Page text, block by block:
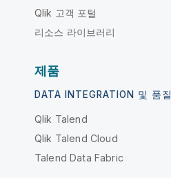
Qlik 고객 포털
리소스 라이브러리
제품
DATA INTEGRATION 및 품질
Qlik Talend
Qlik Talend Cloud
Talend Data Fabric